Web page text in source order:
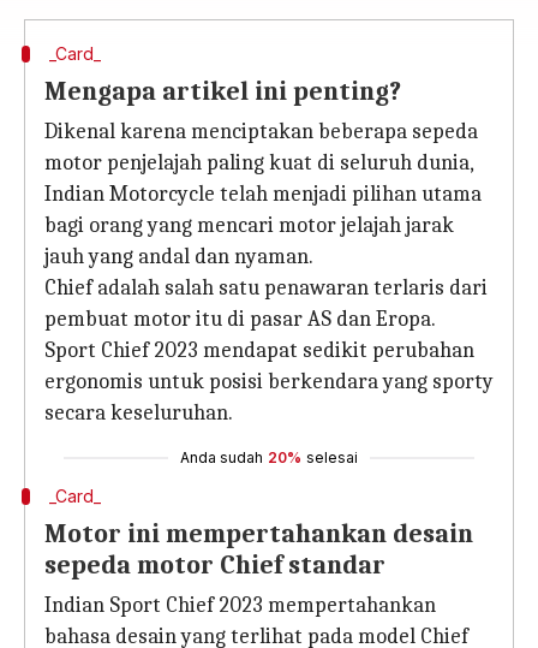
_Card_
Mengapa artikel ini penting?
Dikenal karena menciptakan beberapa sepeda
motor penjelajah paling kuat di seluruh dunia,
Indian Motorcycle telah menjadi pilihan utama
bagi orang yang mencari motor jelajah jarak
jauh yang andal dan nyaman.
Chief adalah salah satu penawaran terlaris dari
pembuat motor itu di pasar AS dan Eropa.
Sport Chief 2023 mendapat sedikit perubahan
ergonomis untuk posisi berkendara yang sporty
secara keseluruhan.
Anda sudah 20% selesai
_Card_
Motor ini mempertahankan desain
sepeda motor Chief standar
Indian Sport Chief 2023 mempertahankan
bahasa desain yang terlihat pada model Chief